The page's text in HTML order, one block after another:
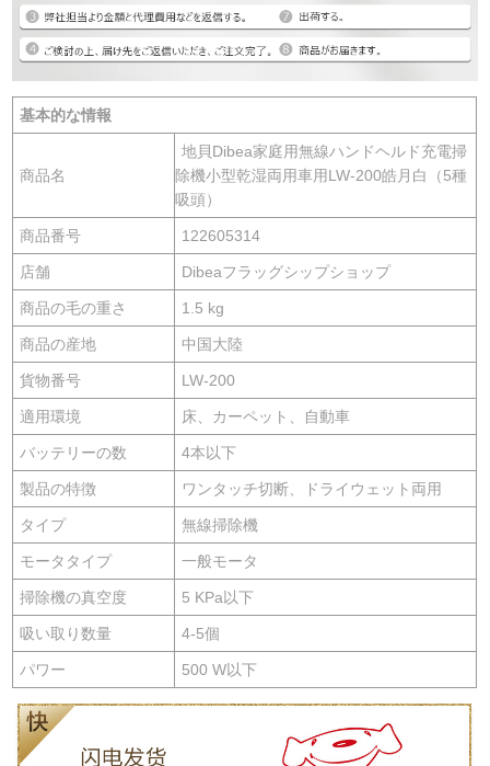
基本的な情報
商品名
地貝Dibea家庭用無線ハンドヘルド充電掃
除機小型乾湿両用車用LW-200皓月白（5種
吸頭）
商品番号 122605314
店舗 Dibeaフラッグシップショップ
商品の毛の重さ 1.5 kg
商品の産地 中国大陸
貨物番号 LW-200
適用環境 床、カーペット、自動車
バッテリーの数 4本以下
製品の特徴 ワンタッチ切断、ドライウェット両用
タイプ 無線掃除機
モータタイプ 一般モータ
掃除機の真空度 5 KPa以下
吸い取り数量 4-5個
パワー 500 W以下